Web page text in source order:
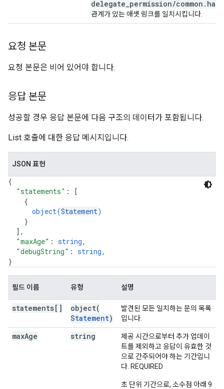
delegate_permission/
관계가 있는 애셋 링크를 일치시킵니다.
요청 본문
요청 본문은 비어 있어야 합니다.
응답 본문
성공할 경우 응답 본문에 다음 구조의 데이터가 포함됩니다.
List 호출에 대한 응답 메시지입니다.
JSON 표현
{
"statements" :
[
{
object(Statement)
}
] ,
"maxAge" : string,
"debugString" : string,
}
필드 이름 유형 설명
statements[]
object(
Statement)
발견된 모든 일치하는 문의 목록
입니다.
maxAge string
제공 시간으로부터 추가 업데이
트를 제외하고 응답이 유효한 것
으로 간주되어야 하는 기간입니
다. REQUIRED
초 단위 기간으로, 소수점 아래 9